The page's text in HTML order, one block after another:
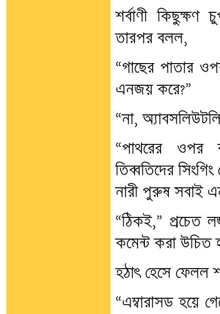
শর্বাণী কিছুক্ষণ
তারপর বলল,
“গাছের পাতার
এনজয় করে?”
“না,
“পাথরের ওপর
তিব্বতিদের
নারী পুরুষ সবাই
“ঠিকই,” প্রচেত
কমেন্ট করা উচিত
হঠাৎ হেসে ফেলল
“এম্বারাসড হয়ে